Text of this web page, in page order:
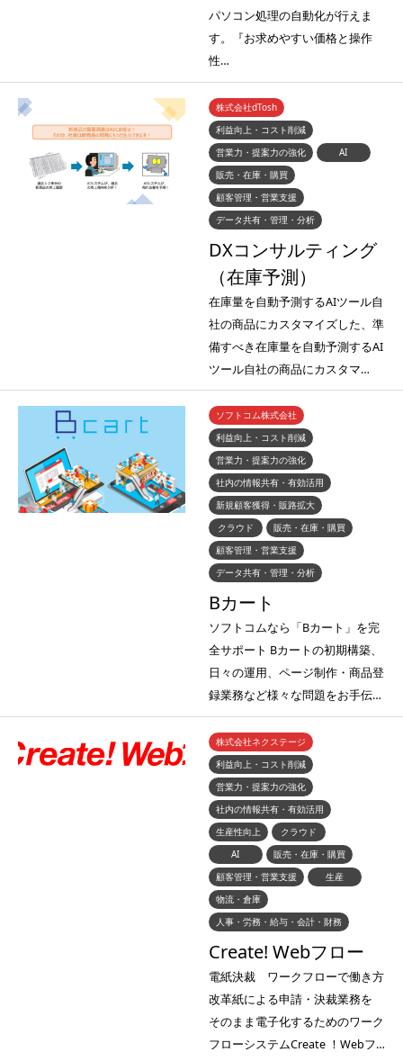
パソコン処理の自動化が行えま
す。『お求めやすい価格と操作
性…
株式会社dTosh
利益向上・コスト削減
営業力・提案力の強化
AI
販売・在庫・購買
顧客管理・営業支援
データ共有・管理・分析
DXコンサルティング
（在庫予測）
在庫量を自動予測するAIツール自
社の商品にカスタマイズした、準
備すべき在庫量を自動予測するAI
ツール自社の商品にカスタマ…
ソフトコム株式会社
利益向上・コスト削減
営業力・提案力の強化
社内の情報共有・有効活用
新規顧客獲得・販路拡大
クラウド
販売・在庫・購買
顧客管理・営業支援
データ共有・管理・分析
Bカート
ソフトコムなら「Bカート」を完
全サポート Bカートの初期構築、
日々の運用、ページ制作・商品登
録業務など様々な問題をお手伝…
株式会社ネクステージ
利益向上・コスト削減
営業力・提案力の強化
社内の情報共有・有効活用
生産性向上
クラウド
AI
販売・在庫・購買
顧客管理・営業支援
生産
物流・倉庫
人事・労務・給与・会計・財務
Create! Webフロー
電紙決裁 ワークフローで働き方
改革紙による申請・決裁業務を
そのまま電子化するためのワーク
フローシステムCreate ！Webフ…